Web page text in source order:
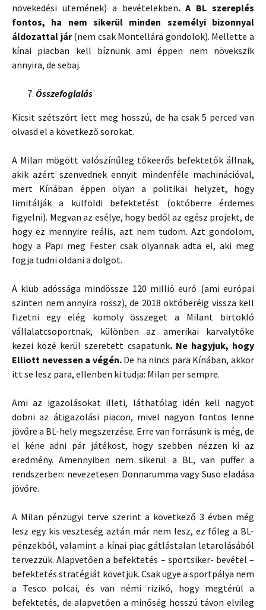
növekedési ütemének) a bevételekben. A BL szereplés
fontos, ha nem sikerül minden személyi bizonnyal
áldozattal jár(nem csak Montellára gondolok). Mellette a
kínai piacban kell bíznunk ami éppen nem növekszik
annyira, de sebaj.
Összefoglalás
Kicsit szétszórt lett meg hosszú, de ha csak 5 perced van
olvasd el a következő sorokat.
A Milan mögött valószínűleg tőkeerős befektetők állnak,
akik azért szenvednek ennyit mindenféle machinációval,
mert Kínában éppen olyan a politikai helyzet, hogy
limitálják a külföldi befektetést (októberre érdemes
figyelni). Megvan az esélye, hogy bedől az egész projekt, de
hogy ez mennyire reális, azt nem tudom. Azt gondolom,
hogy a Papi meg Fester csak olyannak adta el, aki meg
fogja tudni oldani a dolgot.
A klub adóssága mindössze 120 millió euró (ami európai
szinten nem annyira rossz), de 2018 októberéig vissza kell
fizetni egy elég komoly összeget a Milant birtokló
vállalatcsoportnak, különben az amerikai karvalytőke
kezei közé kerül szeretett csapatunk. Ne hagyjuk, hogy
Elliott nevessen a végén.De ha nincs para Kínában, akkor
itt se lesz para, ellenben ki tudja: Milan per sempre.
Ami az igazolásokat illeti, láthatólag idén kell nagyot
dobni az átigazolási piacon, mivel nagyon fontos lenne
jövőre a BL-hely megszerzése. Erre van forrásunk is még, de
el kéne adni pár játékost, hogy szebben nézzen ki az
eredmény. Amennyiben nem sikerül a BL, van puffer a
rendszerben: nevezetesen Donnarumma vagy Suso eladása
jövőre.
A Milan pénzügyi terve szerint a következő 3 évben még
lesz egy kis veszteség aztán már nem lesz, ez főleg a BL-
pénzekből, valamint a kínai piac gátlástalan letarolásából
tervezzük. Alapvetően a befektetés – sportsiker- bevétel –
befektetés stratégiát követjük. Csak ugye a sportpálya nem
a Tesco polcai, és van némi rizikó, hogy megtérül a
befektetés, de alapvetően a minőség hosszú távon elvileg